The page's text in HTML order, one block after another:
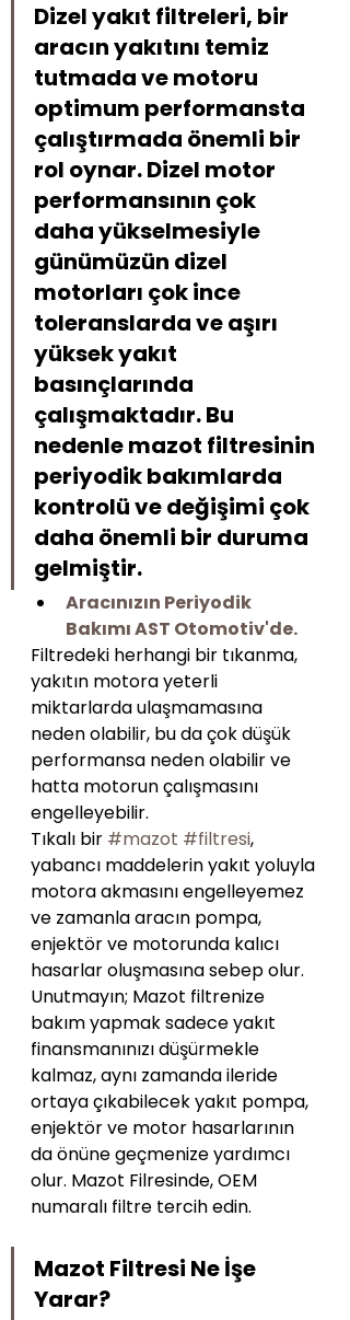
Dizel yakıt filtreleri, bir
aracın yakıtını temiz
tutmada ve motoru
optimum performansta
çalıştırmada önemli bir
rol oynar. Dizel motor
performansının çok
daha yükselmesiyle
günümüzün dizel
motorları çok ince
toleranslarda ve aşırı
yüksek yakıt
basınçlarında
çalışmaktadır. Bu
nedenle mazot filtresinin
periyodik bakımlarda
kontrolü ve değişimi çok
daha önemli bir duruma
gelmiştir.
Aracınızın Periyodik
Bakımı AST Otomotiv'de.
Filtredeki herhangi bir tıkanma,
yakıtın motora yeterli
miktarlarda ulaşmamasına
neden olabilir, bu da çok düşük
performansa neden olabilir ve
hatta motorun çalışmasını
engelleyebilir.
Tıkalı bir #mazot #filtresi,
yabancı maddelerin yakıt yoluyla
motora akmasını engelleyemez
ve zamanla aracın pompa,
enjektör ve motorunda kalıcı
hasarlar oluşmasına sebep olur.
Unutmayın; Mazot filtrenize
bakım yapmak sadece yakıt
finansmanınızı düşürmekle
kalmaz, aynı zamanda ileride
ortaya çıkabilecek yakıt pompa,
enjektör ve motor hasarlarının
da önüne geçmenize yardımcı
olur. Mazot Filresinde, OEM
numaralı filtre tercih edin.
Mazot Filtresi Ne İşe
Yarar?